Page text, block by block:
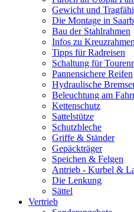
Gewicht und
Die Montage in
Bau der Stahlrahmen
Infos zu Kreuzrahmen
Tipps für Radreisen
Schaltung für
Pannensichere Reifen
Hydraulische
Beleuchtung am
Kettenschutz
Sattelstütze
Schutzbleche
Griffe & Ständer
Gepäckträger
Speichen & Felgen
Antrieb - Kurbel &
Die Lenkung
Sättel
Vertrieb